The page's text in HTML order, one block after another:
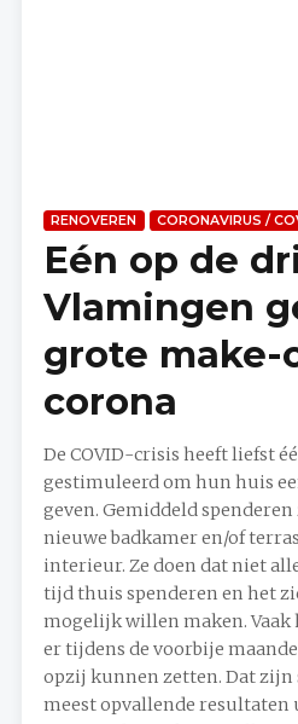
RENOVEREN CORONAVIRUS /
Eén op de
Vlamingen
grote make-
corona
De COVID-crisis heeft liefst
gestimuleerd om hun huis
geven. Gemiddeld spenderen
nieuwe badkamer en/of
interieur. Ze doen dat niet
tijd thuis spenderen en het
mogelijk willen maken. Vaak
er tijdens de voorbije
opzij kunnen zetten. Dat zijn
meest opvallende resultaten